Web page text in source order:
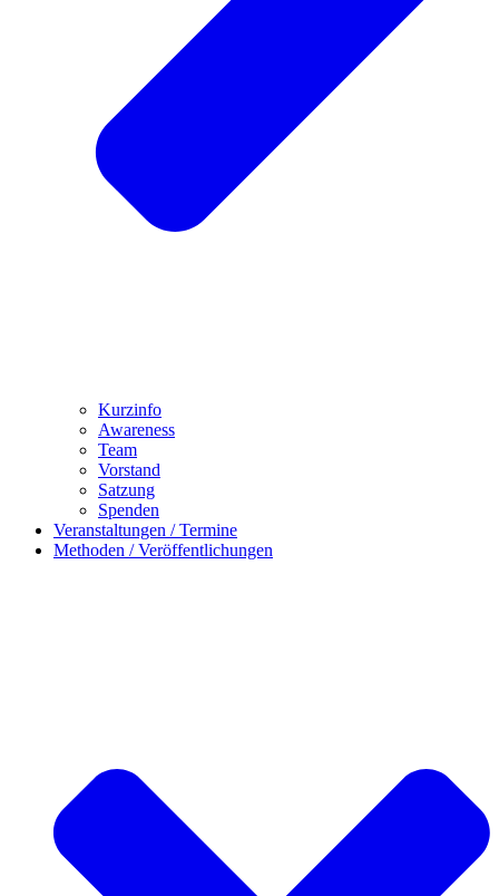
Kurzinfo
Awareness
Team
Vorstand
Satzung
Spenden
Veranstaltungen / Termine
Methoden / Veröffentlichungen